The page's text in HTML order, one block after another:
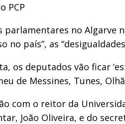
PCP
no Algarve
país”, as
os deputados vão ficar
de Messines, Tunes,
com o reitor da
João Oliveira, e do